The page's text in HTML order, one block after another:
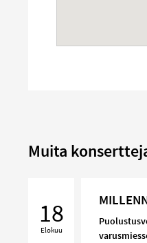
Muita
18
Elokuu